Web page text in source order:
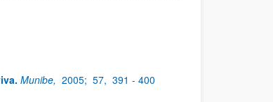
Munibe, 2005; 57, 391 - 400